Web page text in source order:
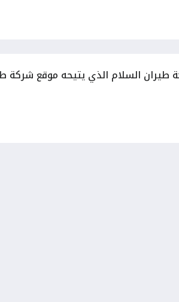
السلام الذي يتيحه موقع شركة